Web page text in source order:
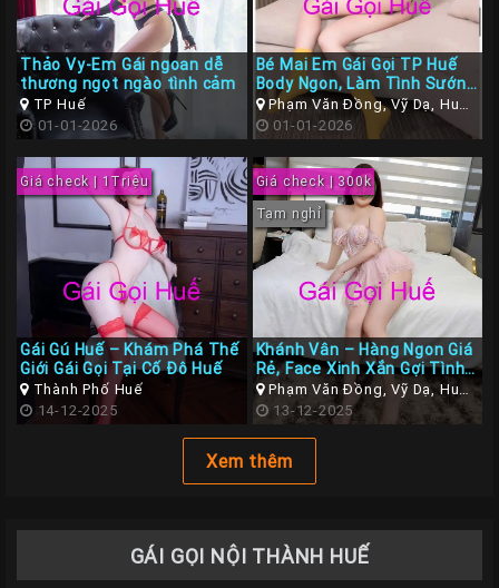
Thảo Vy-Em Gái ngoan dễ
thương ngọt ngào tình cảm
TP Huế
01-01-2026
Bé Mai Em Gái Gọi TP Huế
Body Ngon, Làm Tình Sướng
Tay
Phạm Văn Đồng, Vỹ Dạ, Huế,
Thừa Thiên Huế
01-01-2026
Giá check | 1Triệu
Gái Gú Huế – Khám Phá Thế
Giới Gái Gọi Tại Cố Đô Huế
Thành Phố Huế
14-12-2025
Giá check | 300k
Tạm nghỉ
Khánh Vân – Hàng Ngon Giá
Rẻ, Face Xinh Xắn Gợi Tình
– Làm Tình Tuyệt Đỉnh Tại
Gái Gọi TP Huế
Phạm Văn Đồng, Vỹ Dạ, Huế,
Thừa Thiên Huế
13-12-2025
Xem thêm
GÁI GỌI NỘI THÀNH HUẾ